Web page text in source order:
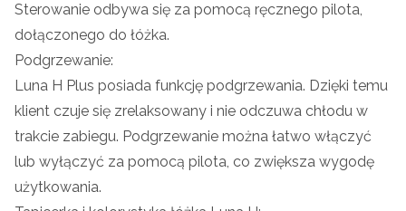
Sterowanie odbywa się za pomocą ręcznego pilota,
dołączonego do łóżka.
Podgrzewanie:
Luna H Plus posiada funkcję podgrzewania. Dzięki temu
klient czuje się zrelaksowany i nie odczuwa chłodu w
trakcie zabiegu. Podgrzewanie można łatwo włączyć
lub wyłączyć za pomocą pilota, co zwiększa wygodę
użytkowania.